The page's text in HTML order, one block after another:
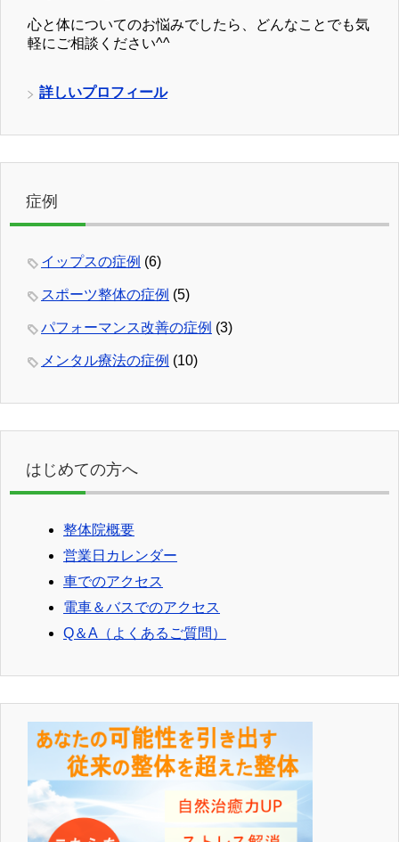
心と体についてのお悩みでしたら、どんなことでも気
軽にご相談ください^^
詳しいプロフィール
症例
イップスの症例 (6)
スポーツ整体の症例 (5)
パフォーマンス改善の症例 (3)
メンタル療法の症例 (10)
はじめての方へ
整体院概要
営業日カレンダー
車でのアクセス
電車＆バスでのアクセス
Q＆A（よくあるご質問）